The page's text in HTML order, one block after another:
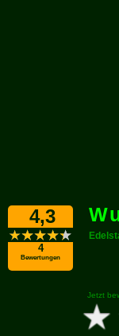
4,3
4
Bewertungen
Jetzt